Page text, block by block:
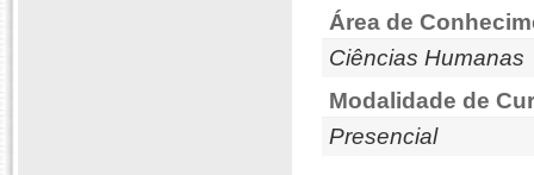
Área de
Ciências Humanas
Modalidade de
Presencial